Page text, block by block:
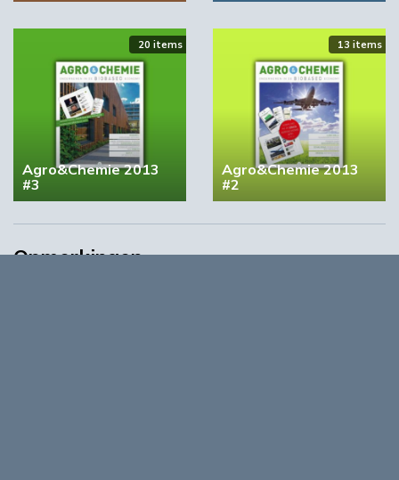
20 items
Agro&Chemie 2013
#3
13 items
Agro&Chemie 2013
#2
Opmerkingen